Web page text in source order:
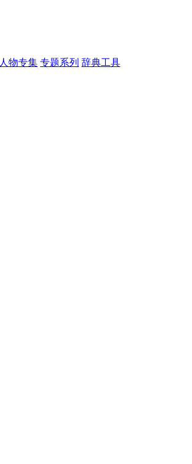
人物专集 专题系列 辞典工具